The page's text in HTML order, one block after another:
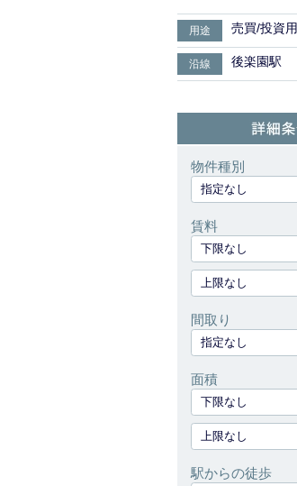
用途 売買/投資用
沿線 後楽園駅
物件種別
指定なし
賃料
下限なし
上限なし
間取り
指定なし
面積
下限なし
上限なし
駅からの徒歩